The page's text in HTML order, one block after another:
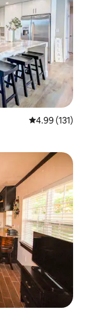
औसत रेटिंग 5 में से
4.99 (131)